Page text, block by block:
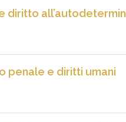
diritto
penale e diritti umani